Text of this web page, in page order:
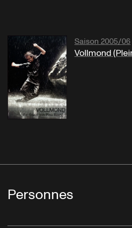
Saison 2005/06
Vollmond
Personnes